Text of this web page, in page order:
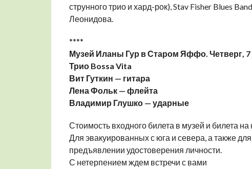
струнного трио и хард-рок), Stav Fisher Blues
Леонидова.
****
Музей Иланы Гур в Старом Яффо. Четверг, 7
Трио Bossa Vita
Вит Гуткин — гитара
Лена Фольк — флейта
Владимир Глушко — ударные
Стоимость входного билета в музей и билета
Для эвакуированных с юга и севера, а также
предъявлении удостоверения личности.
С нетерпением ждем встречи с вами